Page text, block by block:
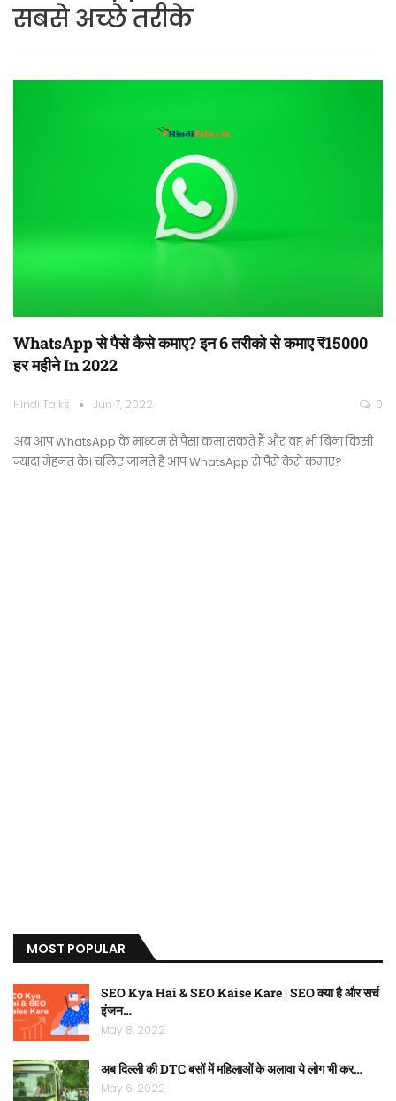
सबसे अच्छे तरीके
WhatsApp से पैसे कैसे कमाए? इन 6 तरीको से कमाए ₹15000
हर महीने In 2022
Hindi Talks Jun 7, 2022 0
अब आप WhatsApp के माध्यम से पैसा कमा सकते हैं और वह भी बिना किसी
ज्यादा मेहनत के। चलिए जानते है आप WhatsApp से पैसे कैसे कमाए?
MOST POPULAR
SEO Kya Hai & SEO Kaise Kare | SEO क्या है और सर्च
इंजन…
May 8, 2022
अब दिल्ली की DTC बसों में महिलाओं के अलावा ये लोग भी कर…
May 6, 2022